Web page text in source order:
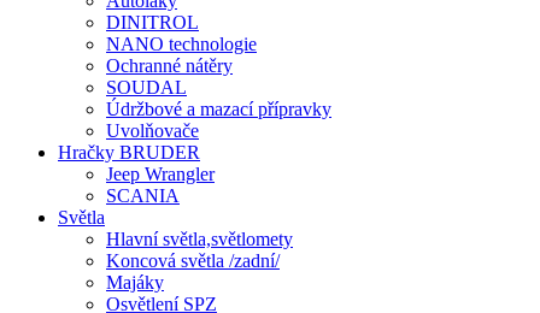
DINITROL
NANO technologie
Ochranné nátěry
SOUDAL
Údržbové a mazací přípravky
Uvolňovače
Hračky BRUDER
Jeep Wrangler
SCANIA
Světla
Hlavní světla,světlomety
Koncová světla /zadní/
Majáky
Osvětlení SPZ